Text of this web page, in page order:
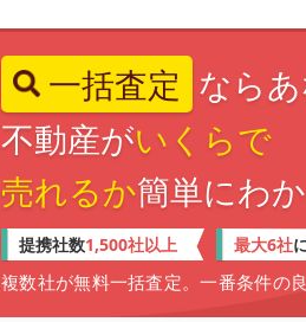
一括査定 なら
不動産がいくらで
売れるか簡単にわか
提携社数1,500社以上 最大6社
複数社が無料一括査定。一番条件の